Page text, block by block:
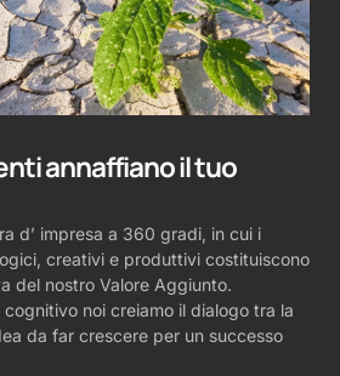
annaffiano il tuo
d’ impresa a 360 gradi, in cui i
creativi e produttivi costituiscono
del nostro Valore Aggiunto.
noi creiamo il dialogo tra la
da far crescere per un successo